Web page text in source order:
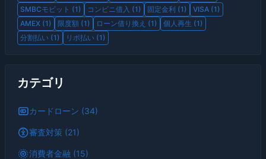
SMBCモビット (1)
コンビニ借入 (1) 固定金利 (1)
VISA (1)
AMEX (1)
限度額 (1) ローン借り換え (1)
個人再生 (1)
分割払い (1)
リボ払い (1)
カテゴリ
カードローン (34)
審査対策 (21)
消費者金融 (15)